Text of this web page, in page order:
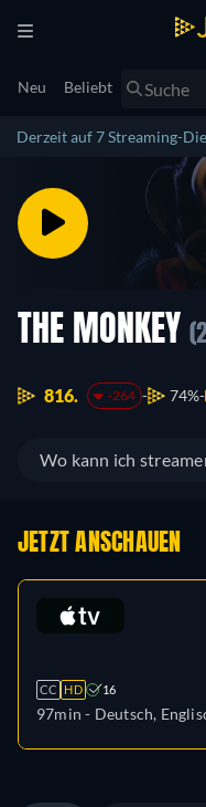
Neu Beliebt
Derzeit auf 7 Streaming-
THE MONKEY
816. -264 74%
Wo kann ich
JETZT ANSCHAUEN
CC HD 16
97min - Deutsch,